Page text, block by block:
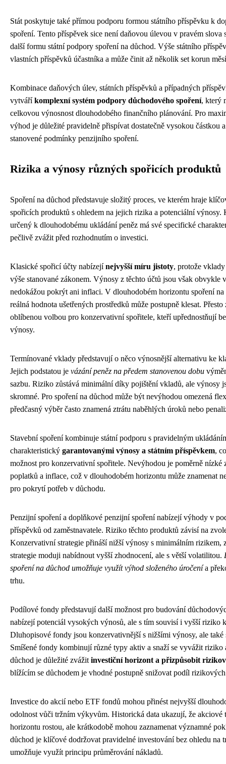
Stát poskytuje také přímou podporu formou státního příspěvku k
spoření. Tento příspěvek sice není daňovou úlevou v pravém slova
další formu státní podpory spoření na důchod. Výše státního
vlastních příspěvků účastníka a může činit až několik set korun
Kombinace daňových úlev, státních příspěvků a případných
vytváříkomplexní systém podpory důchodového spoření, který
celkovou výnosnost dlouhodobého finančního plánování. Pro
výhod je důležité pravidelně přispívat dostatečně vysokou částkou
stanovené podmínky penzijního spoření.
Rizika a výnosy různých spořicích produktů
Spoření na důchod představuje složitý proces, ve kterém hraje
spořicích produktů s ohledem na jejich rizika a potenciální výnosy.
určený k dlouhodobému ukládání peněz má své specifické
pečlivě zvážit před rozhodnutím o investici.
Klasické spořicí účty nabízejínejvyšší míru jistoty, protože
výše stanované zákonem. Výnosy z těchto účtů jsou však obvykle
nedokážou pokrýt ani inflaci. V dlouhodobém horizontu spoření na
reálná hodnota ušetřených prostředků může postupně klesat.
oblíbenou volbou pro konzervativní spořitele, kteří upřednostňují
výnosy.
Termínované vklady představují o něco výnosnější alternativu ke
Jejich podstatou je vázání peněz na předem stanovenou dobu
sazbu. Riziko zůstává minimální díky pojištění vkladů, ale výnosy
skromné. Pro spoření na důchod může být nevýhodou omezená
předčasný výběr často znamená ztrátu naběhlých úroků nebo
Stavební spoření kombinuje státní podporu s pravidelným
charakteristický garantovanými výnosy a státním příspěvkem,
možnost pro konzervativní spořitele. Nevýhodou je poměrně nízké
poplatků a inflace, což v dlouhodobém horizontu může znamenat
pro pokrytí potřeb v důchodu.
Penzijní spoření a doplňkové penzijní spoření nabízejí výhody v
příspěvků od zaměstnavatele. Riziko těchto produktů závisí na
Konzervativní strategie přináší nižší výnosy s minimálním rizikem,
strategie moduji nabídnout vyšší zhodnocení, ale s větší volatilitou.
spoření na důchod umožňuje využít výhod složeného úročenía
trhu.
Podílové fondy představují další možnost pro budování
nabízejí potenciál vysokých výnosů, ale s tím souvisí i vyšší riziko
Dluhopisové fondy jsou konzervativnější s nižšími výnosy, ale
Smíšené fondy kombinují různé typy aktiv a snaží se vyvážit riziko
důchod je důležité zvážit investiční horizont a přizpůsobit
blížícím se důchodem je vhodné postupně snižovat podíl
Investice do akcií nebo ETF fondů mohou přinést nejvyšší
odolnost vůči tržním výkyvům. Historická data ukazují, že akciové
horizontu rostou, ale krátkodobě mohou zaznamenat významné
důchod je klíčové dodržovat pravidelné investování bez ohledu na
umožňuje využít principu průměrování nákladů.